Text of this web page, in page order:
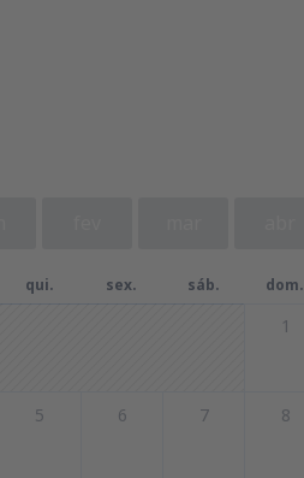
qui. sex. sáb. dom.
1
5 6 7 8